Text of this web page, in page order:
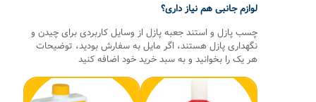
لوازم جانبی هم نیاز داری؟
چسب پازل و استند جعبه پازل از وسایل کاربردی برای چیدن و
نگهداری پازل هستند، اگر مایل به سفارش بودید، توضیحات
هر یک را بخوانید و به سبد خرید خود اضافه کنید